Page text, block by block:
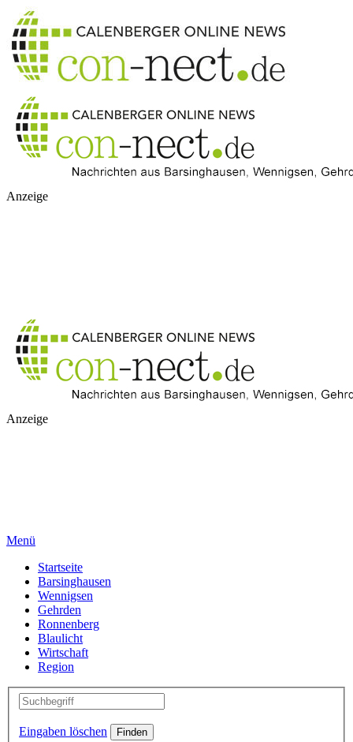
Anzeige
Anzeige
Menü
Startseite
Barsinghausen
Wennigsen
Gehrden
Ronnenberg
Blaulicht
Wirtschaft
Region
Eingaben löschen